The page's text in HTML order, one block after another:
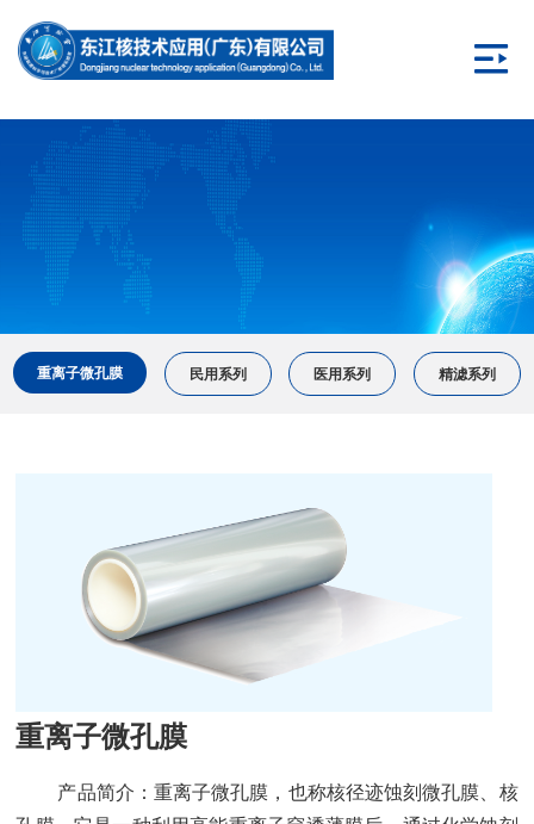
重离子微孔膜 民用系列 医用系列 精滤系列
重离子微孔膜
产品简介：重离子微孔膜，也称核径迹蚀刻微孔膜、核